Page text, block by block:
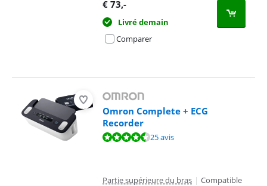
€ 73,-
Livré demain
Comparer
Omron Complete + ECG
Recorder
La note est de 9,0 sur 10, basée sur 25 avis.25 avis
Partie supérieure du bras | Compatible